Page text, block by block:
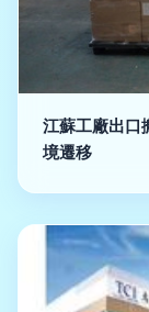
江蘇工廠出口
境遷移